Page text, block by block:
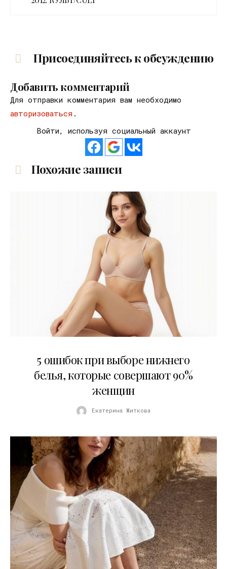
Присоединяйтесь к обсуждению
Добавить комментарий
Для отправки комментария вам необходимо
авторизоваться .
Войти, используя социальный аккаунт
Похожие записи
5 ошибок при выборе нижнего
белья, которые совершают 90%
женщин
Екатерина Житкова